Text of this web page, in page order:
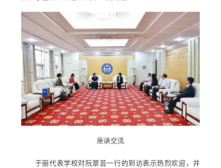
座谈交流
于丽代表学校对阮翠芸一行的到访表示热烈欢迎，并